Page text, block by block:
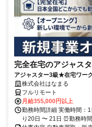
完全在宅のアジャス
アジャスター3級★在宅ワ
株式会社はなまる
フルリモート
月給355,000円以上
勤務時間詳細 実働時間：
り20日 〜 21日 ⏰勤務時